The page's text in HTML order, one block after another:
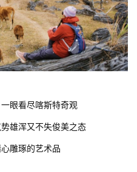
眼看尽喀斯特奇观
雄浑又不失俊美之态
雕琢的艺术品